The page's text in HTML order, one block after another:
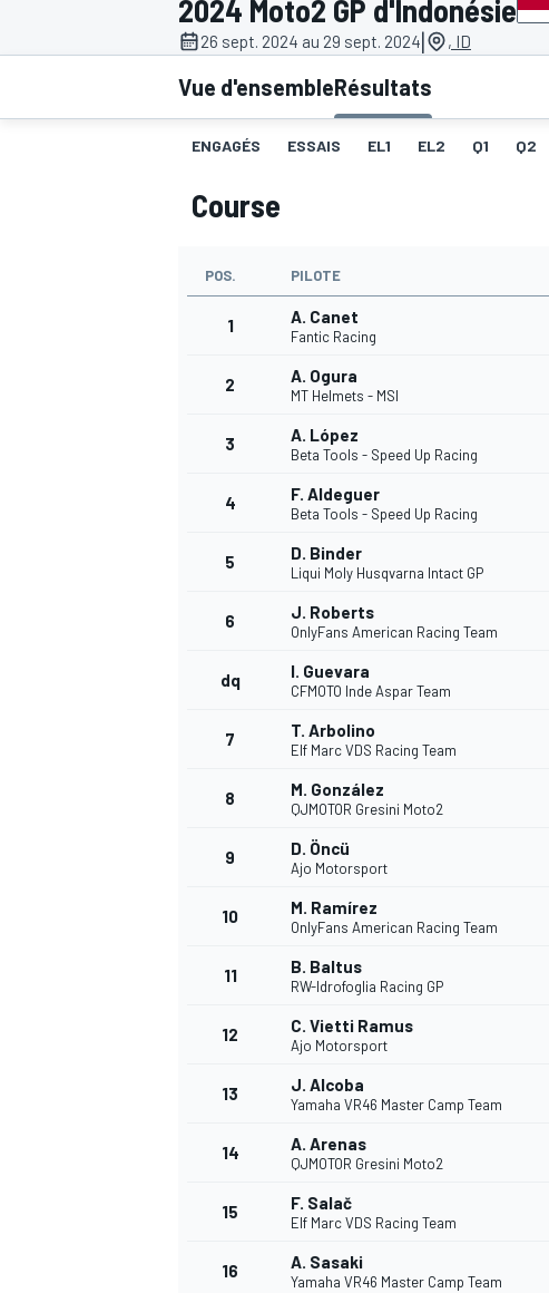
2024 Moto2 GP d'Indonésie
26 sept. 2024 au 29 sept. 2024| , ID
Vue d'ensembleRésultats
ENGAGÉS ESSAIS EL1 EL2 Q1 Q2
Course
POS. PILOTE
1 A. Canet
Fantic Racing
2 A. Ogura
MT Helmets - MSI
3 A. López
Beta Tools - Speed Up Racing
4 F. Aldeguer
Beta Tools - Speed Up Racing
5 D. Binder
Liqui Moly Husqvarna Intact GP
6 J. Roberts
OnlyFans American Racing Team
dq I. Guevara
CFMOTO Inde Aspar Team
7 T. Arbolino
Elf Marc VDS Racing Team
8 M. González
QJMOTOR Gresini Moto2
9 D. Öncü
Ajo Motorsport
10 M. Ramírez
OnlyFans American Racing Team
11 B. Baltus
RW-Idrofoglia Racing GP
12 C. Vietti Ramus
Ajo Motorsport
13 J. Alcoba
Yamaha VR46 Master Camp Team
14 A. Arenas
QJMOTOR Gresini Moto2
15 F. Salač
Elf Marc VDS Racing Team
16 A. Sasaki
Yamaha VR46 Master Camp Team